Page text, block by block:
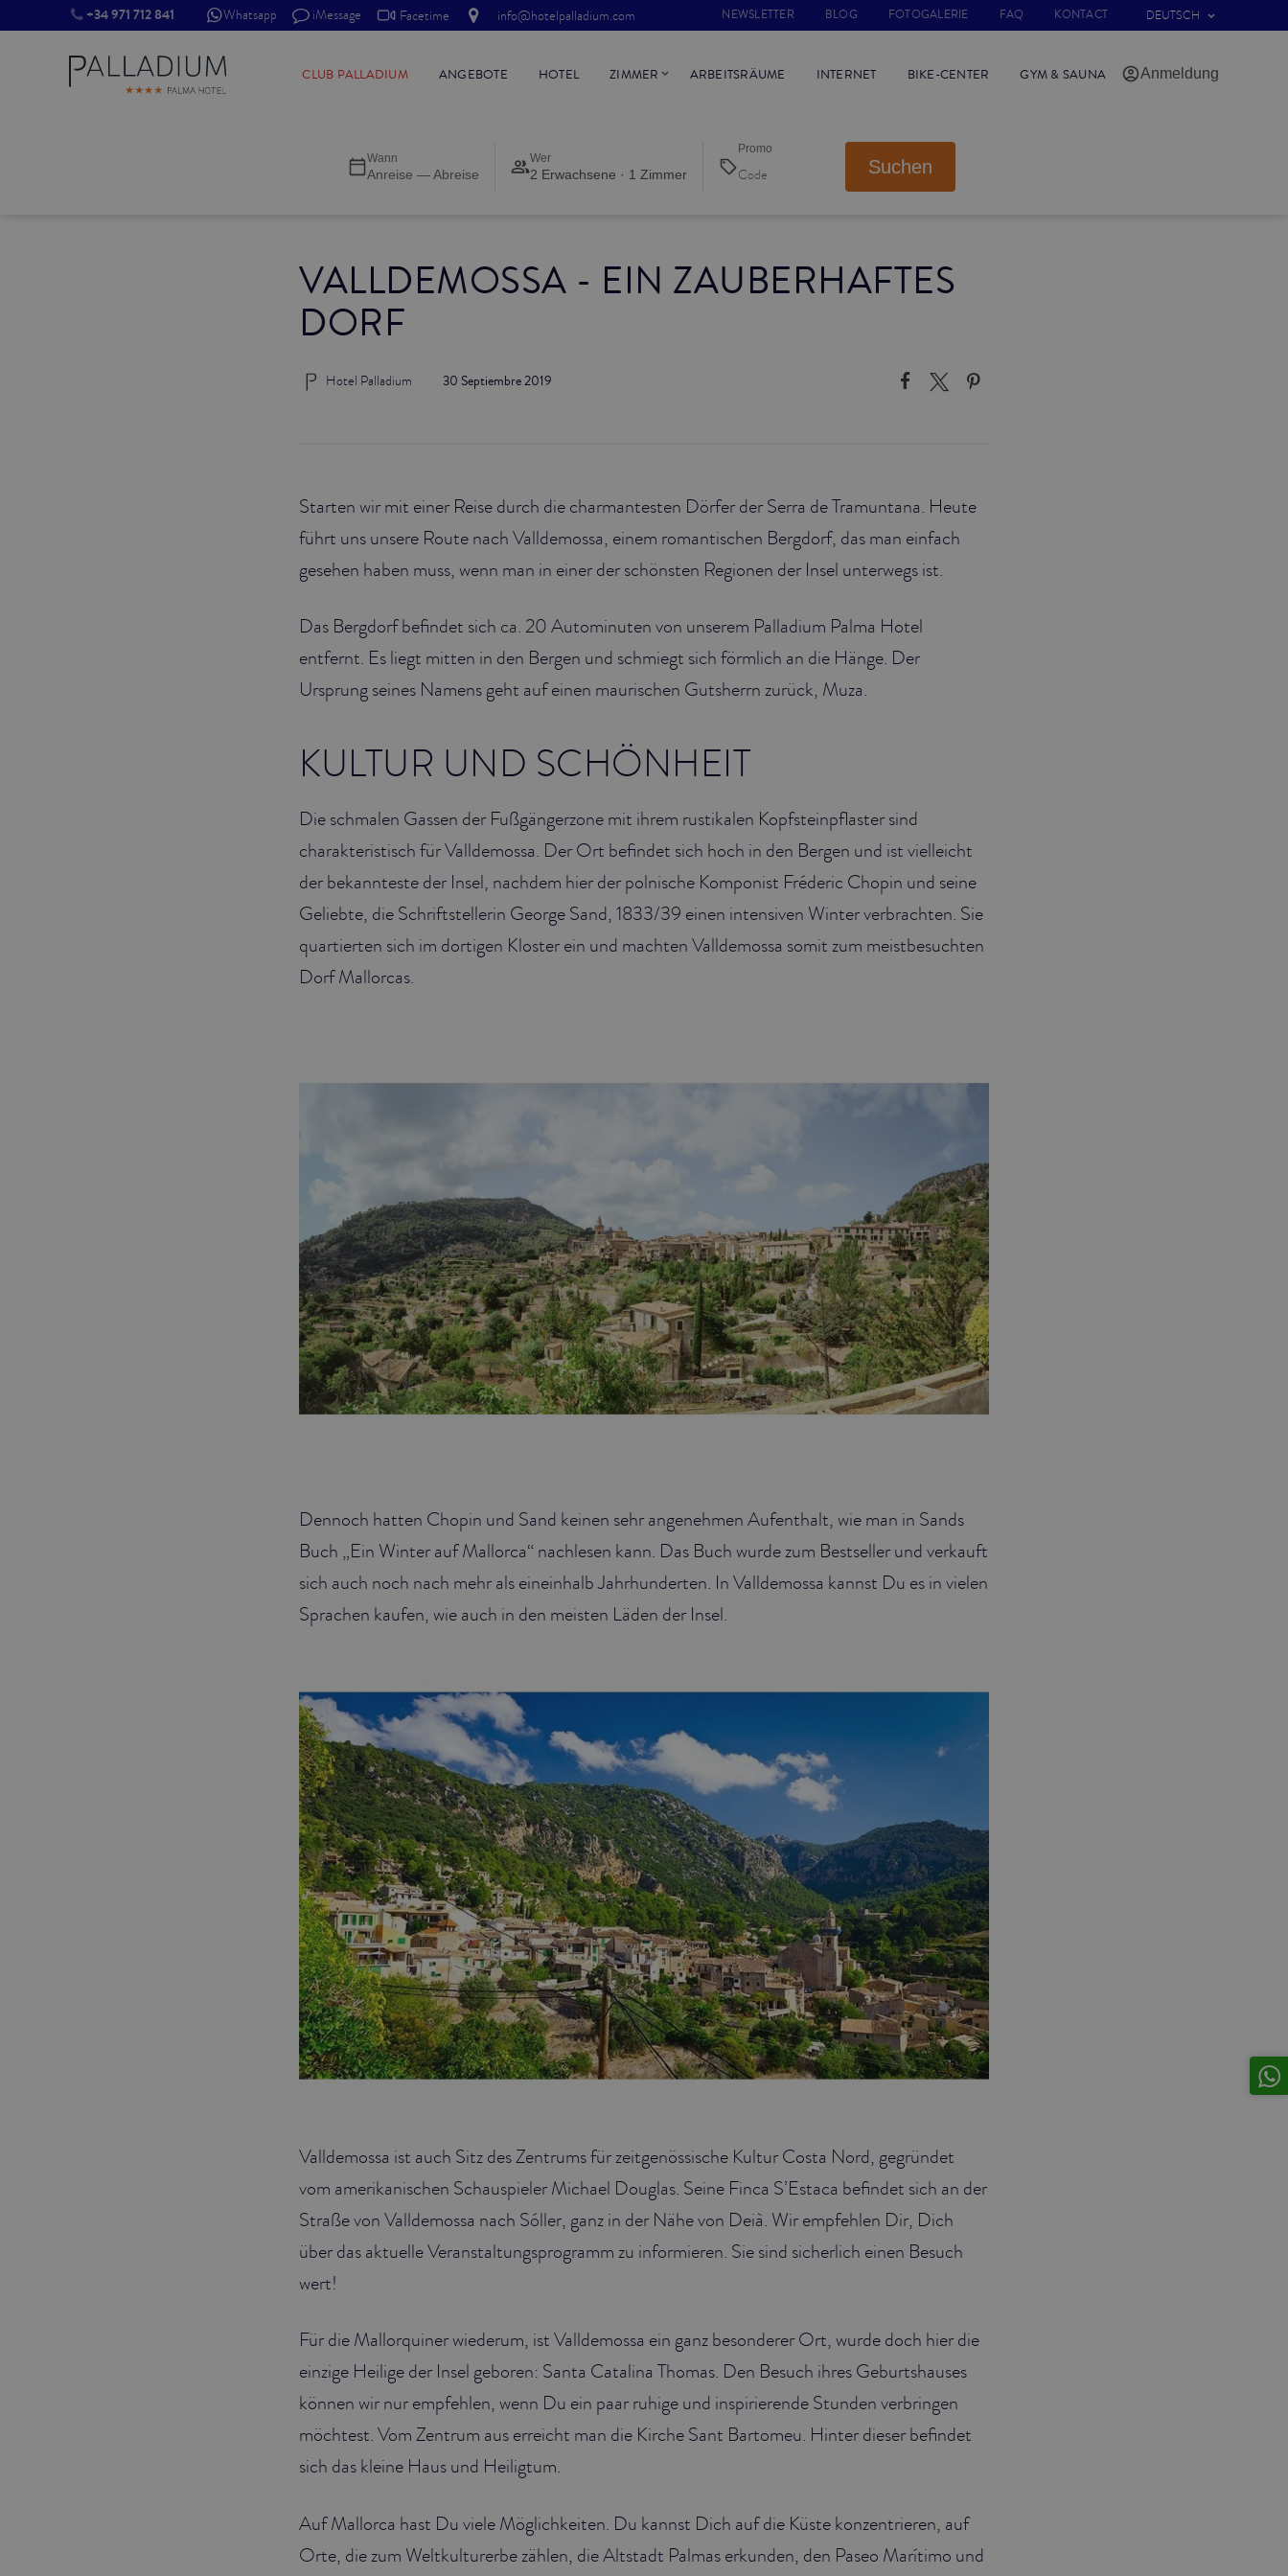
VALLDEMOSSA - EIN ZAUBERHAFTES
DORF
30 Septiembre 2019
Hotel Palladium
Starten wir mit einer Reise durch die charmantesten Dörfer der Serra de Tramuntana. Heute
führt uns unsere Route nach Valldemossa, einem romantischen Bergdorf, das man einfach
gesehen haben muss, wenn man in einer der schönsten Regionen der Insel unterwegs ist.
Das Bergdorf befindet sich ca. 20 Autominuten von unserem Palladium Palma Hotel
entfernt. Es liegt mitten in den Bergen und schmiegt sich förmlich an die Hänge. Der
Ursprung seines Namens geht auf einen maurischen Gutsherrn zurück, Muza.
KULTUR UND SCHÖNHEIT
Die schmalen Gassen der Fußgängerzone mit ihrem rustikalen Kopfsteinpflaster sind
charakteristisch für Valldemossa. Der Ort befindet sich hoch in den Bergen und ist vielleicht
der bekannteste der Insel, nachdem hier der polnische Komponist Fréderic Chopin und seine
Geliebte, die Schriftstellerin George Sand, 1833/39 einen intensiven Winter verbrachten. Sie
quartierten sich im dortigen Kloster ein und machten Valldemossa somit zum meistbesuchten
Dorf Mallorcas.
Dennoch hatten Chopin und Sand keinen sehr angenehmen Aufenthalt, wie man in Sands
Buch „Ein Winter auf Mallorca“ nachlesen kann. Das Buch wurde zum Bestseller und verkauft
sich auch noch nach mehr als eineinhalb Jahrhunderten. In Valldemossa kannst Du es in vielen
Sprachen kaufen, wie auch in den meisten Läden der Insel.
Valldemossa ist auch Sitz des Zentrums für zeitgenössische Kultur Costa Nord, gegründet
vom amerikanischen Schauspieler Michael Douglas. Seine Finca S’Estaca befindet sich an der
Straße von Valldemossa nach Sóller, ganz in der Nähe von Deià. Wir empfehlen Dir, Dich
über das aktuelle Veranstaltungsprogramm zu informieren. Sie sind sicherlich einen Besuch
wert!
Für die Mallorquiner wiederum, ist Valldemossa ein ganz besonderer Ort, wurde doch hier die
einzige Heilige der Insel geboren: Santa Catalina Thomas. Den Besuch ihres Geburtshauses
können wir nur empfehlen, wenn Du ein paar ruhige und inspirierende Stunden verbringen
möchtest. Vom Zentrum aus erreicht man die Kirche Sant Bartomeu. Hinter dieser befindet
sich das kleine Haus und Heiligtum.
Auf Mallorca hast Du viele Möglichkeiten. Du kannst Dich auf die Küste konzentrieren, auf
Orte, die zum Weltkulturerbe zählen, die Altstadt Palmas erkunden, den Paseo Marítimo und
+34 971 712 841 Whatsapp iMessage Facetime info@hotelpalladium.com NEWSLETTER BLOG FOTOGALERIE FAQ KONTACT DEUTSCH
CLUB PALLADIUM ANGEBOTE HOTEL ZIMMER ARBEITSRÄUME INTERNET BIKE-CENTER GYM & SAUNA Anmeldung
Wann
Anreise — Abreise
Wer
2 Erwachsene · 1 Zimmer
Promo
Suchen
SINGLE RED